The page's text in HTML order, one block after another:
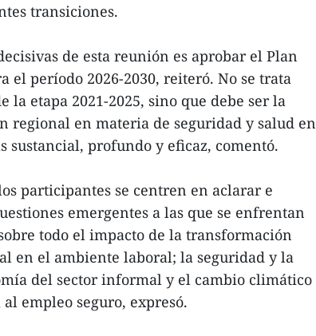
transiciones.
de esta reunión es aprobar el Plan
el período 2026-2030, reiteró. No se trata
la etapa 2021-2025, sino que debe ser la
regional en materia de seguridad y salud en
sustancial, profundo y eficaz, comentó.
participantes se centren en aclarar e
emergentes a las que se enfrentan
todo el impacto de la transformación
en el ambiente laboral; la seguridad y la
del sector informal y el cambio climático
empleo seguro, expresó.